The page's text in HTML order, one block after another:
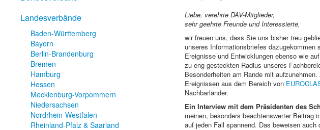
Landesverbände
Baden-Württemberg
Bayern
Berlin-Brandenburg
Bremen
Hamburg
Hessen
Mecklenburg-Vorpommern
Niedersachsen
Nordrhein-Westfalen
Rheinland-Pfalz & Saarland
Liebe, verehrte DAV-Mitglieder,
sehr geehrte Freunde und Interessierte,
wir freuen uns, dass Sie uns bisher treu
unseres Informationsbriefes dazugekommen
Ereignisse und Entwicklungen ebenso wie
zu eng gesteckten Radius unseres
Besonderheiten am Rande mit
Ereignissen aus dem Bereich von
Nachbarländer.
Ein Interview mit dem Präsidenten des
meinen, besonders beachtenswerter Beitrag
auf jeden Fall spannend. Das beweisen